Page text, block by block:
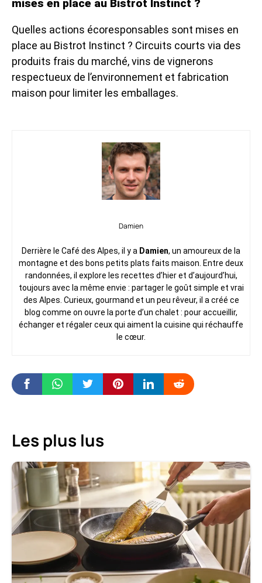
mises en place au Bistrot Instinct ?
Quelles actions écoresponsables sont mises en
place au Bistrot Instinct ? Circuits courts via des
produits frais du marché, vins de vignerons
respectueux de l’environnement et fabrication
maison pour limiter les emballages.
Damien
Derrière le Café des Alpes, il y a Damien, un amoureux de la
montagne et des bons petits plats faits maison. Entre deux
randonnées, il explore les recettes d’hier et d’aujourd’hui,
toujours avec la même envie : partager le goût simple et vrai
des Alpes. Curieux, gourmand et un peu rêveur, il a créé ce
blog comme on ouvre la porte d’un chalet : pour accueillir,
échanger et régaler ceux qui aiment la cuisine qui réchauffe
le cœur.
Les plus lus